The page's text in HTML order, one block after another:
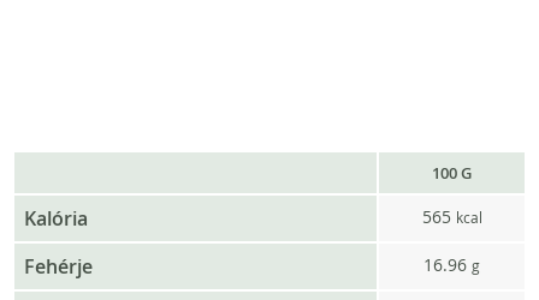
100 G
Kalória 565 kcal
Fehérje 16.96 g